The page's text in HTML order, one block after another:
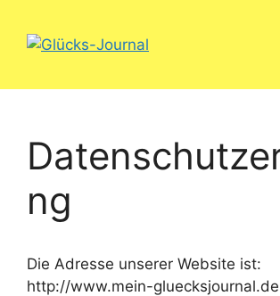
Inhalt
springen
ng
Die Adresse unserer Website ist:
http://www.mein-